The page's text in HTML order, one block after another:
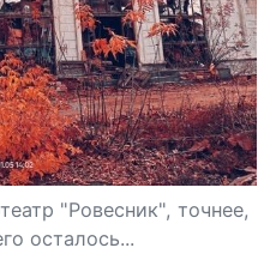
"Ровесник", точнее,
осталось...